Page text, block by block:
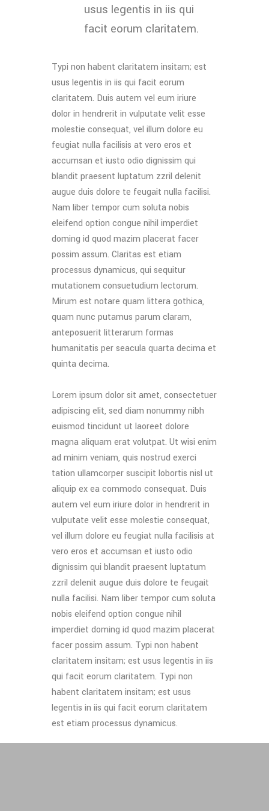
usus legentis in iis qui
facit eorum claritatem.
Typi non habent claritatem insitam; est
usus legentis in iis qui facit eorum
claritatem. Duis autem vel eum iriure
dolor in hendrerit in vulputate velit esse
molestie consequat, vel illum dolore eu
feugiat nulla facilisis at vero eros et
accumsan et iusto odio dignissim qui
blandit praesent luptatum zzril delenit
augue duis dolore te feugait nulla facilisi.
Nam liber tempor cum soluta nobis
eleifend option congue nihil imperdiet
doming id quod mazim placerat facer
possim assum. Claritas est etiam
processus dynamicus, qui sequitur
mutationem consuetudium lectorum.
Mirum est notare quam littera gothica,
quam nunc putamus parum claram,
anteposuerit litterarum formas
humanitatis per seacula quarta decima et
quinta decima.
Lorem ipsum dolor sit amet, consectetuer
adipiscing elit, sed diam nonummy nibh
euismod tincidunt ut laoreet dolore
magna aliquam erat volutpat. Ut wisi enim
ad minim veniam, quis nostrud exerci
tation ullamcorper suscipit lobortis nisl ut
aliquip ex ea commodo consequat. Duis
autem vel eum iriure dolor in hendrerit in
vulputate velit esse molestie consequat,
vel illum dolore eu feugiat nulla facilisis at
vero eros et accumsan et iusto odio
dignissim qui blandit praesent luptatum
zzril delenit augue duis dolore te feugait
nulla facilisi. Nam liber tempor cum soluta
nobis eleifend option congue nihil
imperdiet doming id quod mazim placerat
facer possim assum. Typi non habent
claritatem insitam; est usus legentis in iis
qui facit eorum claritatem. Typi non
habent claritatem insitam; est usus
legentis in iis qui facit eorum claritatem
est etiam processus dynamicus.